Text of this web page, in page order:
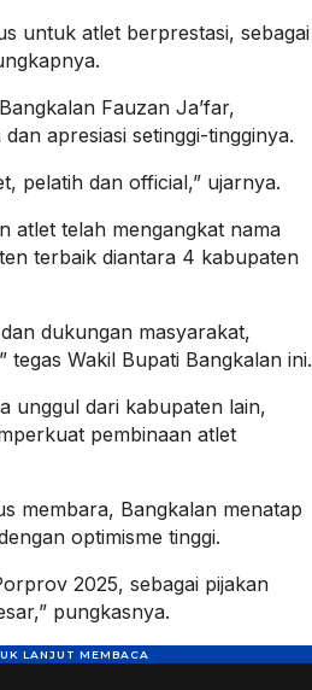
untuk atlet berprestasi, sebagai
Fauzan Ja’far,
apresiasi setinggi-tingginya.
pelatih dan official,” ujarnya.
atlet telah mengangkat nama
terbaik diantara 4 kabupaten
dukungan masyarakat,
tegas Wakil Bupati Bangkalan ini.
unggul dari kabupaten lain,
pembinaan atlet
membara, Bangkalan menatap
optimisme tinggi.
2025, sebagai pijakan
pungkasnya.